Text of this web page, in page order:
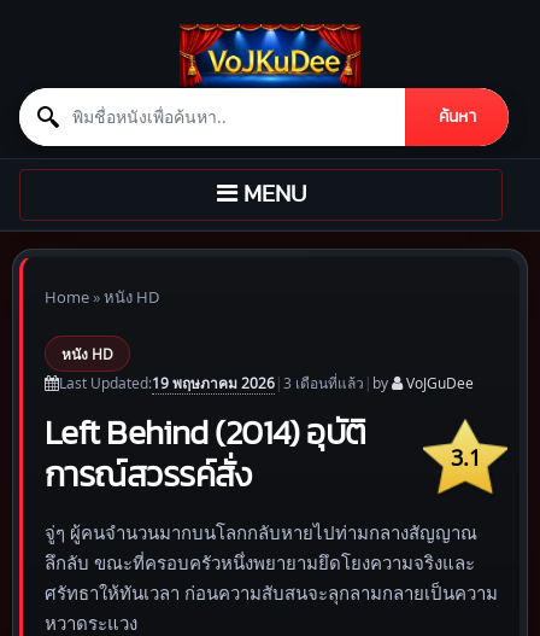
Search for:
ค้นหา
Skip to content
TOGGLE
NAVIGATION
MENU
Home»หนัง HD
หนัง HD
Last Updated:19 พฤษภาคม 2026|3 เดือนที่แล้ว | by VoJGuDee
3.1
Left Behind (2014) อุบัติ
การณ์สวรรค์สั่ง
จู่ๆ ผู้คนจำนวนมากบนโลกกลับหายไปท่ามกลางสัญญาณ
ลึกลับ ขณะที่ครอบครัวหนึ่งพยายามยึดโยงความจริงและ
ศรัทธาให้ทันเวลา ก่อนความสับสนจะลุกลามกลายเป็นความ
หวาดระแวง